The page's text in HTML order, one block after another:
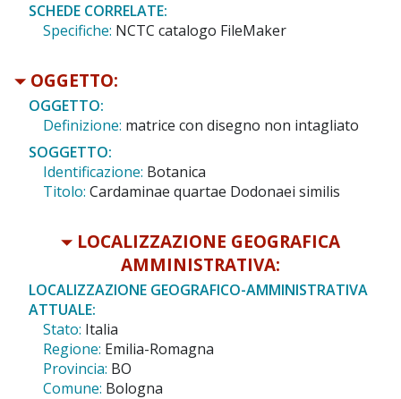
SCHEDE CORRELATE:
Specifiche: NCTC catalogo FileMaker
OGGETTO:
OGGETTO:
Definizione: matrice con disegno non intagliato
SOGGETTO:
Identificazione: Botanica
Titolo: Cardaminae quartae Dodonaei similis
LOCALIZZAZIONE GEOGRAFICA
AMMINISTRATIVA:
LOCALIZZAZIONE GEOGRAFICO-AMMINISTRATIVA
ATTUALE:
Stato: Italia
Regione: Emilia-Romagna
Provincia: BO
Comune: Bologna